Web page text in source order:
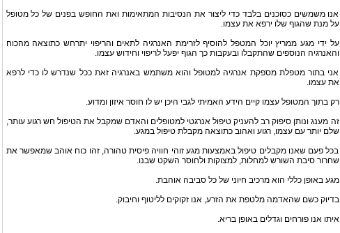
אנו משמשים כסוכנים בלבד כדי ליצור את הנסיבות המתאימות ואת החופש בפנים של כל מטופל
על מנת שהגוף שלו ירפא את עצמו.
על ידי מגע ממריץ יוכל המטפל להוסיף לזרימת האנרגיה לתאים והריפוי יתרחש כתוצאה מהכוח
והאנרגיה הנוספים שהתקבלו ובעקבות כך הגוף יפעל לריפוי וחידוש עצמו.
אני בתור מטפלת מספקת אנרגיה למטופל והוא משתמש באנרגיה זאת ככל שנדרש לו כדי לרפא
את עצמו.
רק בתוך המטופל עצמו קיים הידע האמיתי לגבי היכן יש לו חוסר איזון ומדוע.
זה מענג ונותן סיפוק רב להעניק טיפול אנרגטי למטופלים והאדם שמקבל את הטיפול חש רגוע עותר,
שלם יותר עם עצמו, רגוע ואהוב כתוצאה מקבלת טיפול במגע.
בכל פעם שאנו מקבלים טיפול באמצעות מגע זוהי חוויה פיסית טהורה, זהו כוח אוהב שמאפשר את
שחרור סיבת השורש למחלות, למצוקות ולחוסר השקט שבנו.
מגע באופן כללי הוא מרכיב חיוני של כל סביבה אוהבת.
בדיוק כשם שהאדמה מלטפת את הזרע, אנו זקוקים לליטוף וחיבוק.
איתו אנו פורחים וגדלים באופן בריא.